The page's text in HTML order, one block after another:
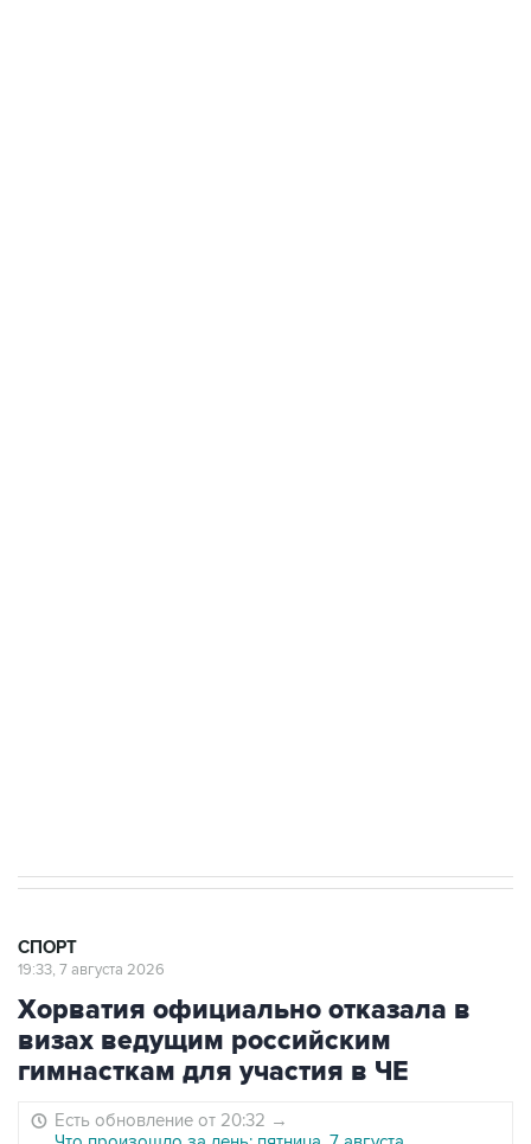
СПОРТ
19:33, 7 августа 2026
Хорватия официально отказала в
визах ведущим российским
гимнасткам для участия в ЧЕ
Есть обновление от 20:32 →